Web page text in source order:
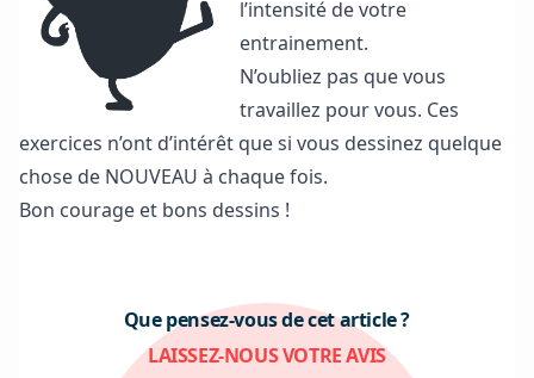
l’intensité de votre
entrainement.
N’oubliez pas que vous
travaillez pour vous. Ces
exercices n’ont d’intérêt que si vous dessinez quelque
chose de NOUVEAU à chaque fois.
Bon courage et bons dessins !
Que pensez-vous de cet article ?
LAISSEZ-NOUS VOTRE AVIS